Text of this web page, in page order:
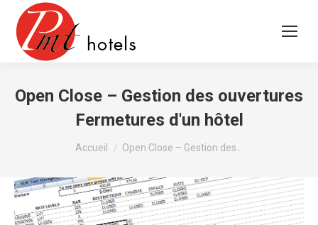
Open Close – Gestion des ouvertures
Fermetures d'un hôtel
Vous êtes ici :
Accueil Open Close – Gestion des…